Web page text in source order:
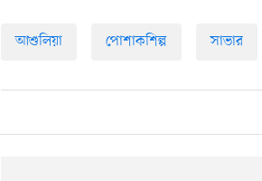
আশুলিয়া পোশাকশিল্প সাভার